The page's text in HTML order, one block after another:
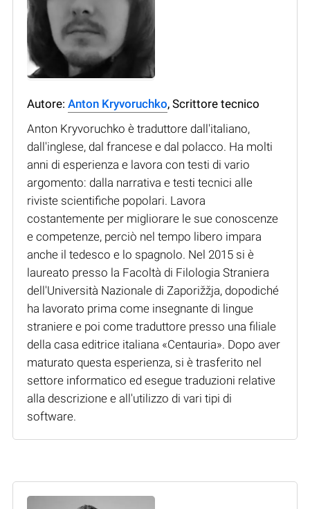
Autore: Anton Kryvoruchko, Scrittore tecnico
Anton Kryvoruchko è traduttore dall'italiano,
dall'inglese, dal francese e dal polacco. Ha molti
anni di esperienza e lavora con testi di vario
argomento: dalla narrativa e testi tecnici alle
riviste scientifiche popolari. Lavora
costantemente per migliorare le sue conoscenze
e competenze, perciò nel tempo libero impara
anche il tedesco e lo spagnolo. Nel 2015 si è
laureato presso la Facoltà di Filologia Straniera
dell'Università Nazionale di Zaporižžja, dopodiché
ha lavorato prima come insegnante di lingue
straniere e poi come traduttore presso una filiale
della casa editrice italiana «Centauria». Dopo aver
maturato questa esperienza, si è trasferito nel
settore informatico ed esegue traduzioni relative
alla descrizione e all'utilizzo di vari tipi di
software.